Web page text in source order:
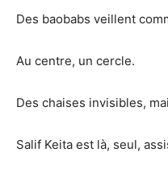
Des baobabs veillent
Au centre, un cercle.
Des chaises invisibles,
Salif Keita est là, seul,